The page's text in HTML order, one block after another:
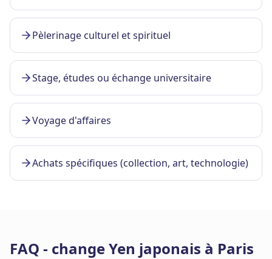
Pèlerinage culturel et spirituel
Stage, études ou échange universitaire
Voyage d'affaires
Achats spécifiques (collection, art, technologie)
FAQ - change Yen japonais à Paris